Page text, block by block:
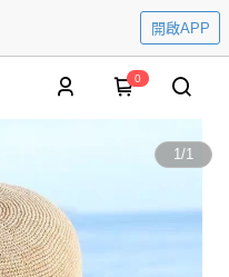
開啟APP
0
1/1